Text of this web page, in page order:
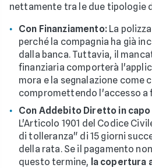
nettamente tra le due tipologie
Con Finanziamento:La
perché la compagnia ha già
dalla banca. Tuttavia, il
finanziaria comporterà
mora e la segnalazione come
compromettendo l'accesso
Con Addebito Diretto in capo
L'Articolo 1901 del Codice
di tolleranza" di 15 giorni
della rata. Se il pagamento
questo termine, la copertura